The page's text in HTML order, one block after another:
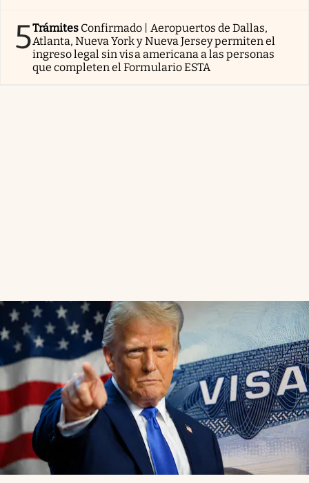
5Trámites Confirmado | Aeropuertos de Dallas,
Atlanta, Nueva York y Nueva Jersey permiten el
ingreso legal sin visa americana a las personas
que completen el Formulario ESTA